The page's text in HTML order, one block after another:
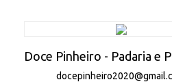
Doce Pinheiro - Padaria e